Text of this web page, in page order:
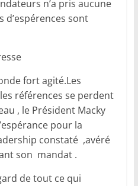
n’a pris aucune
d’espérences sont
fort agité.Les
références se perdent
, le Président Macky
pour la
constaté ,avéré
son mandat .
de tout ce qui